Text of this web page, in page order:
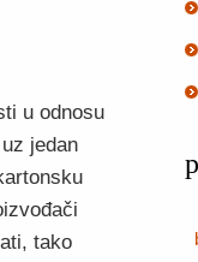
u odnosu
jedan
tako